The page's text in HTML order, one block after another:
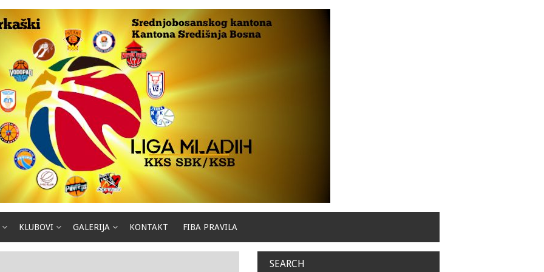
KLUBOVI GALERIJA KONTAKT FIBA PRAVILA
SEARCH